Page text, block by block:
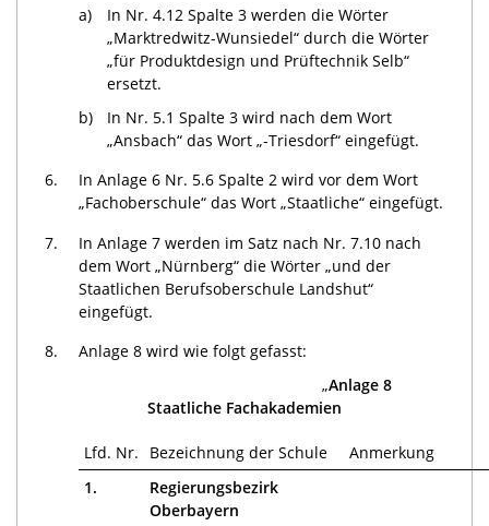
a)
In Nr. 4.12 Spalte 3 werden die Wörter
„Marktredwitz-Wunsiedel“ durch die Wörter
„für Produktdesign und Prüftechnik Selb“
ersetzt.
b)
In Nr. 5.1 Spalte 3 wird nach dem Wort
„Ansbach“ das Wort „-Triesdorf“ eingefügt.
6.
In Anlage 6 Nr. 5.6 Spalte 2 wird vor dem Wort
„Fachoberschule“ das Wort „Staatliche“ eingefügt.
7.
In Anlage 7 werden im Satz nach Nr. 7.10 nach
dem Wort „Nürnberg“ die Wörter „und der
Staatlichen Berufsoberschule Landshut“
eingefügt.
8.
Anlage 8 wird wie folgt gefasst:
„Anlage 8
Staatliche Fachakademien
Lfd. Nr. Bezeichnung der Schule
Anmerkung
1.
Regierungsbezirk
Oberbayern